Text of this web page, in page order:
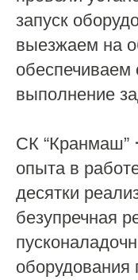
запуск
выезжаем на
обеспечиваем
выполнение
СК “Кранмаш”
опыта в
десятки
безупречная